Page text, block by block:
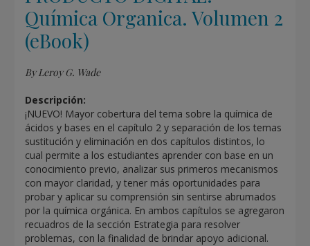
Química Organica. Volumen 2
(eBook)
By Leroy G. Wade
Descripción:
¡NUEVO! Mayor cobertura del tema sobre la química de
ácidos y bases en el capítulo 2 y separación de los temas
sustitución y eliminación en dos capítulos distintos, lo
cual permite a los estudiantes aprender con base en un
conocimiento previo, analizar sus primeros mecanismos
con mayor claridad, y tener más oportunidades para
probar y aplicar su comprensión sin sentirse abrumados
por la química orgánica. En ambos capítulos se agregaron
recuadros de la sección Estrategia para resolver
problemas, con la finalidad de brindar apoyo adicional.